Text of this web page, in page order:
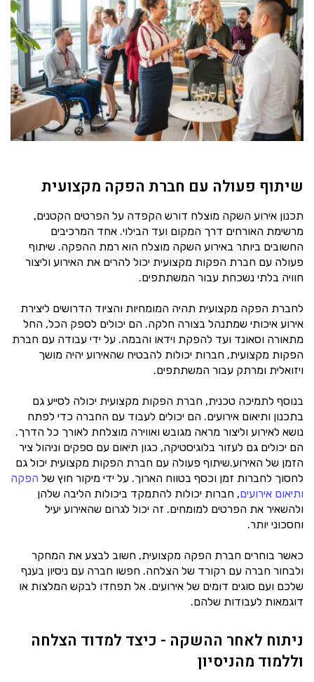
שיתוף פעולה עם חברת הפקה מקצועית
תכנון אירוע השקה מוצלח דורש הקפדה על הפרטים הקטנים,
מרשימת האורחים דרך המקום ועד הבילוי. אחד המרכיבים
החשובים ביותר באירוע השקה מוצלח הוא רמת ההפקה. שיתוף
פעולה עם חברת הפקות מקצועית יכול להרים את האירוע וליצור
חוויה בלתי נשכחת עבור המשתתפים.
לחברת הפקה מקצועית תהיה המומחיות והציוד הדרושים ליצירת
אירוע איכותי שמתנהל בצורה חלקה. הם יכולים לספק הכל, החל
מתאורה וסאונד ועד להפקת וידאו והבמה. על ידי עבודה עם חברת
הפקות מקצועית, חברות יכולות להבטיח שהאירוע יהיה מושך
ויזואלית ומרתק עבור המשתתפים.
בנוסף לתמיכה טכנית, חברת הפקות מקצועית יכולה לסייע גם
בתכנון ותיאום אירועים. הם יכולים לעבוד עם החברה כדי לפתח
נושא לאירוע וליצור מראה מגובש ואווירה מוצלחת לאורך כל הדרך.
הם יכולים גם לעזור בלוגיסטיקה, כגון תיאום עם ספקים וניהול ציר
הזמן של האירוע.שיתוף פעולה עם חברת הפקות מקצועית יכול גם
לחסוך לחברות זמן וכסף בטווח הארוך. על ידי מיקור חוץ של הפקה
ותיאום אירועים, חברות יכולות להתמקד ביכולות הליבה שלהן
ולהשאיר את הפרטים למומחים. זה יכול לגרום שהאירוע יעיל
וחסכוני יותר.
כאשר בוחרים חברת הפקה מקצועית, חשוב לבצע את המחקר
ולבחור חברה עם רקורד של הצלחה. חפשו חברה עם ניסיון בענף
שלכם ועם סוגים דומים של אירועים. אל תפחדו לבקש המלצות או
דוגמאות לעבודות שלהם.
ניתוח לאחר ההשקה - כיצד למדוד הצלחה
וללמוד מהניסיון